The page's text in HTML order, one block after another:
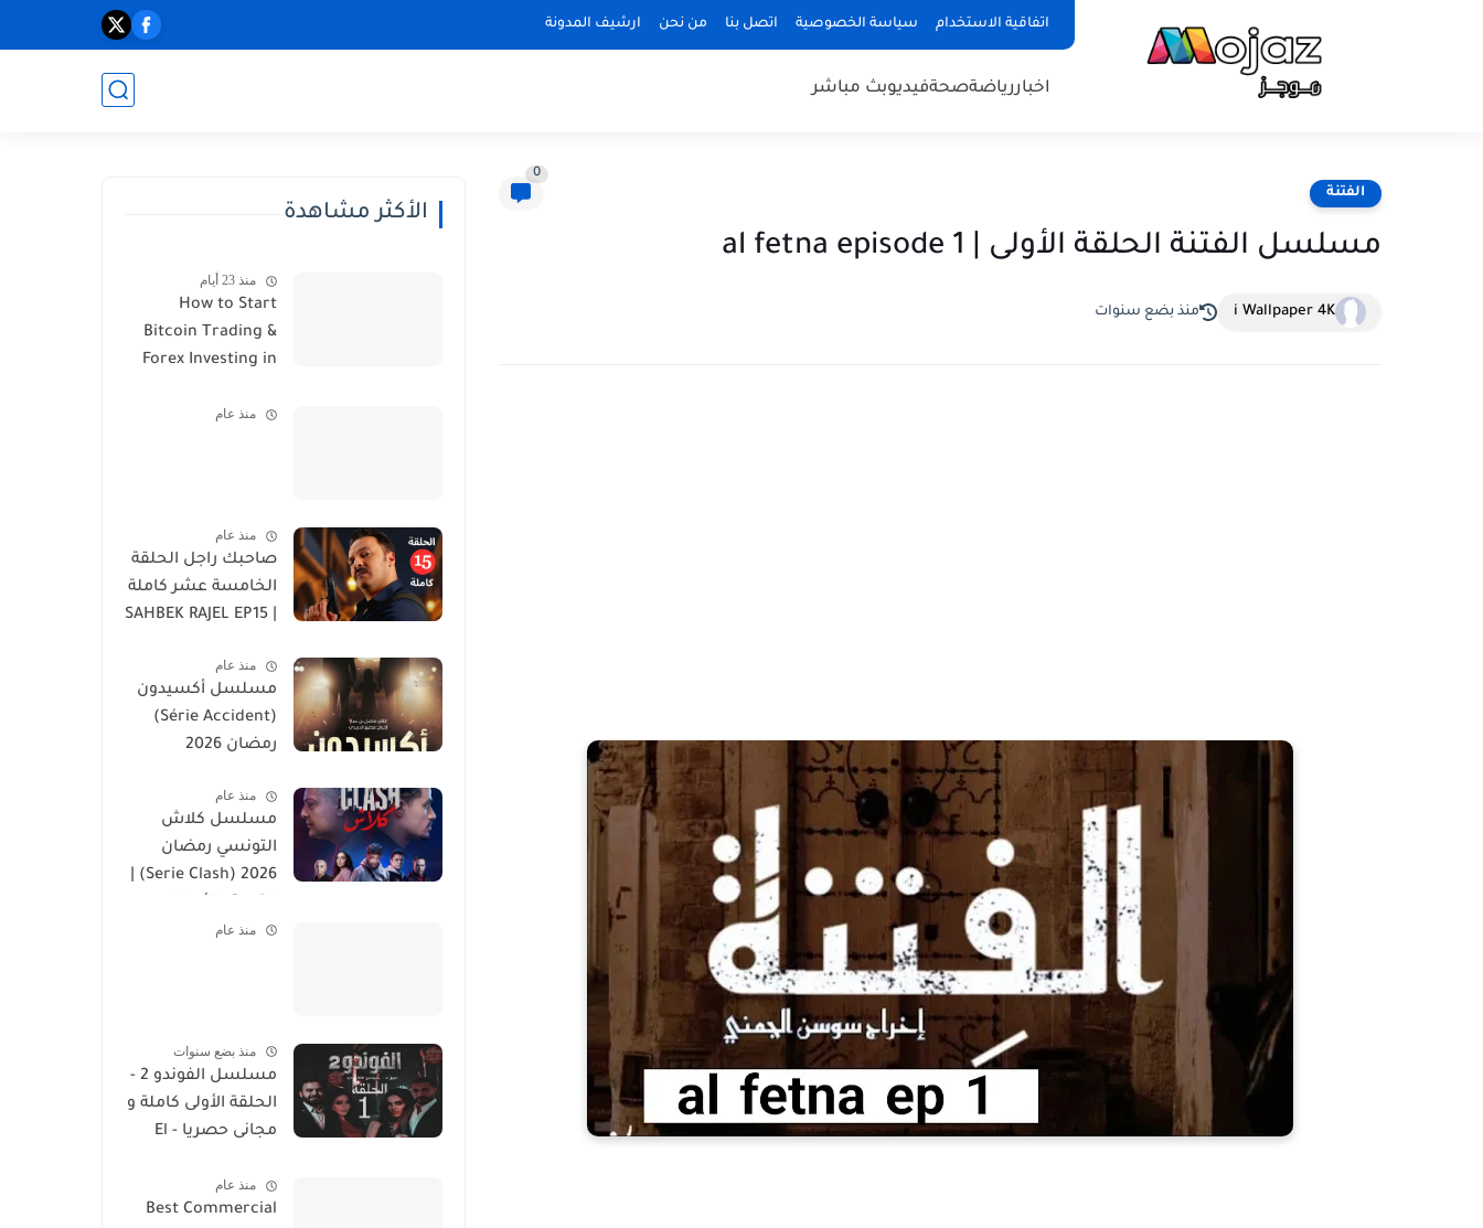
اتفاقية الاستخدام سياسة الخصوصية اتصل بنا من نحن ارشيف المدونة
اخباررياضةصحةفيديوبث مباشر
الفتنة
0
مسلسل الفتنة الحلقة الأولى | al fetna episode 1
i Wallpaper 4K منذ بضع سنوات
الأكثر مشاهدة
منذ 23 أيام
How to Start
Bitcoin Trading &
Forex Investing in
منذ عام
منذ عام
صاحبك راجل الحلقة
الخامسة عشر كاملة
منذ عام
مسلسل أكسيدون
(Série Accident)
رمضان 2026
منذ عام
مسلسل كلاش
التونسي رمضان
2026 (Serie Clash) |
وموعد العرض
منذ عام
منذ بضع سنوات
مسلسل الفوندو 2 -
الحلقة الأولى كاملة و
مجانى حصريا - El
Streaming
منذ عام
Best Commercial